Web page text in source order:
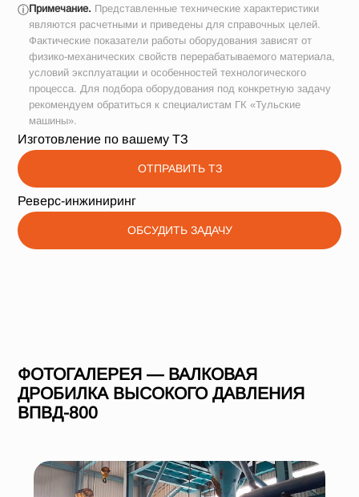
ⓘПримечание. Представленные технические характеристики
являются расчетными и приведены для справочных целей.
Фактические показатели работы оборудования зависят от
физико-механических свойств перерабатываемого материала,
условий эксплуатации и особенностей технологического
процесса. Для подбора оборудования под конкретную задачу
рекомендуем обратиться к специалистам ГК «Тульские
машины».
Изготовление по вашему ТЗ
ОТПРАВИТЬ ТЗ
Реверс-инжиниринг
ОБСУДИТЬ ЗАДАЧУ
ФОТОГАЛЕРЕЯ — ВАЛКОВАЯ
ДРОБИЛКА ВЫСОКОГО ДАВЛЕНИЯ
ВПВД-800